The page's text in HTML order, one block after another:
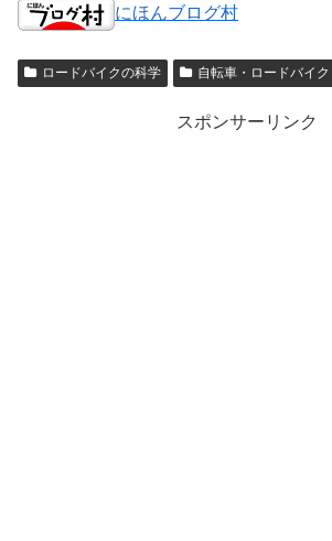
にほんブログ村
ロードバイクの科学 自転車・ロードバイク
スポンサーリンク